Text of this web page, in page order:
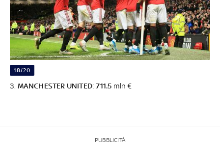
18/20
3. MANCHESTER UNITED:711.5 mln €
PUBBLICITÀ